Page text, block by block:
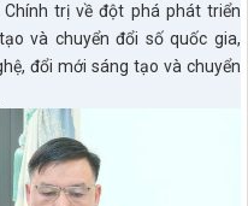
trị về đột phá phát triển
và chuyển đổi số quốc gia,
đổi mới sáng tạo và chuyển